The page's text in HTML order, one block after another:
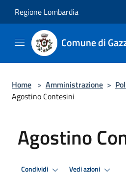
Regione Lombardia
Comune di
Home > Amministrazione >
Agostino Contesini
Agostino
Condividi Vedi azioni